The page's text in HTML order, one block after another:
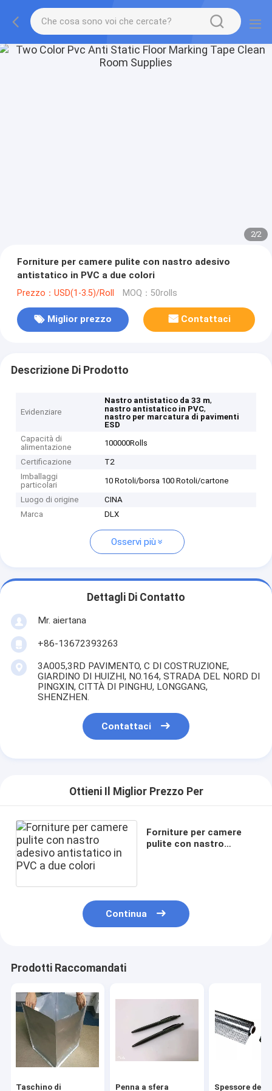
2/2
Forniture per camere pulite con nastro adesivo
antistatico in PVC a due colori
Prezzo：USD(1-3.5)/Roll MOQ：50rolls
Miglior prezzo Contattaci
Descrizione Di Prodotto
Evidenziare
Nastro antistatico da 33 m,
nastro antistatico in PVC,
nastro per marcatura di pavimenti
ESD
Capacità di
alimentazione
100000Rolls
Certificazione
T2
Imballaggi
particolari
10 Rotoli/borsa 100 Rotoli/cartone
Luogo di origine
CINA
Marca
DLX
Osservi più
Dettagli Di Contatto
Mr. aiertana
+86-13672393263
3A005,3RD PAVIMENTO, C DI COSTRUZIONE,
GIARDINO DI HUIZHI, NO.164, STRADA DEL NORD DI
PINGXIN, CITTÀ DI PINGHU, LONGGANG,
SHENZHEN.
Contattaci
Ottieni Il Miglior Prezzo Per
Forniture per camere
pulite con nastro
Continua
Prodotti Raccomandati
Taschino di Penna a sfera Spessore dello